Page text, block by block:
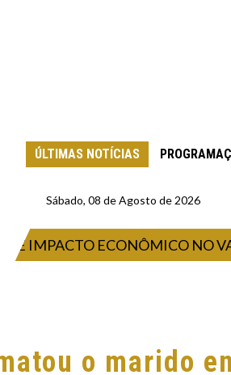
ÚLTIMAS NOTÍCIAS
Sábado, 08 de Agosto de 2026
ECONÔMICO NO VALE
o marido